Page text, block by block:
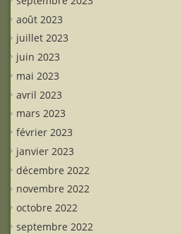
août 2023
juillet 2023
juin 2023
mai 2023
avril 2023
mars 2023
février 2023
janvier 2023
décembre 2022
novembre 2022
octobre 2022
septembre 2022